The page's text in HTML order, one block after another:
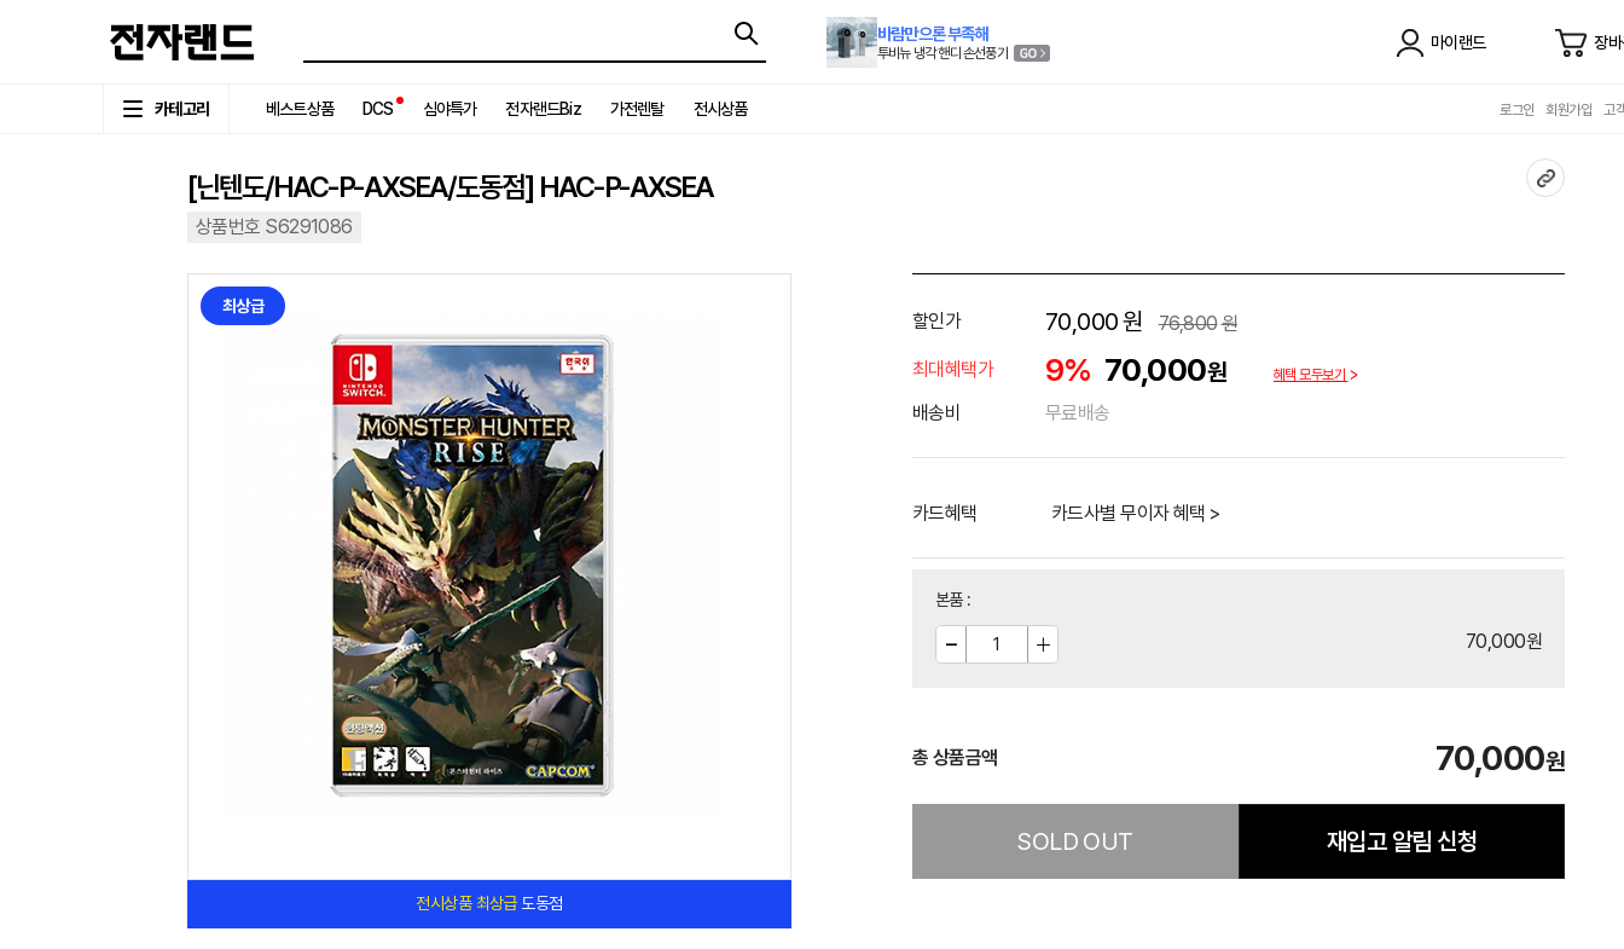
바람만으론 부족해
투비뉴 냉각 핸디 손선풍기
마이랜드 장
카테고리 베스트상품 DCS 심야특가 전자랜드Biz 가전렌탈 전시상품 로그인 회원가입 고
[닌텐도/HAC-P-AXSEA/도동점] HAC-P-AXSEA
상품번호 S6291086
최상급
전시상품최상급 도동점
할인가 70,000원 76,800원
최대혜택가
9% 70,000원 혜택 모두보기
배송비 무료배송
카드혜택 카드사별 무이자 혜택 >
본품:
70,000원
총 상품금액 70,000원
SOLD OUT 재입고 알림 신청